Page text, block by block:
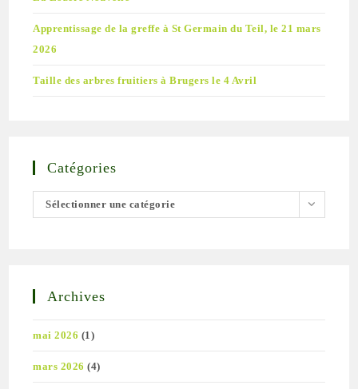
Apprentissage de la greffe à St Germain du Teil, le 21 mars
2026
Taille des arbres fruitiers à Brugers le 4 Avril
Catégories
Catégories
Sélectionner une catégorie
Archives
mai 2026 (1)
mars 2026 (4)